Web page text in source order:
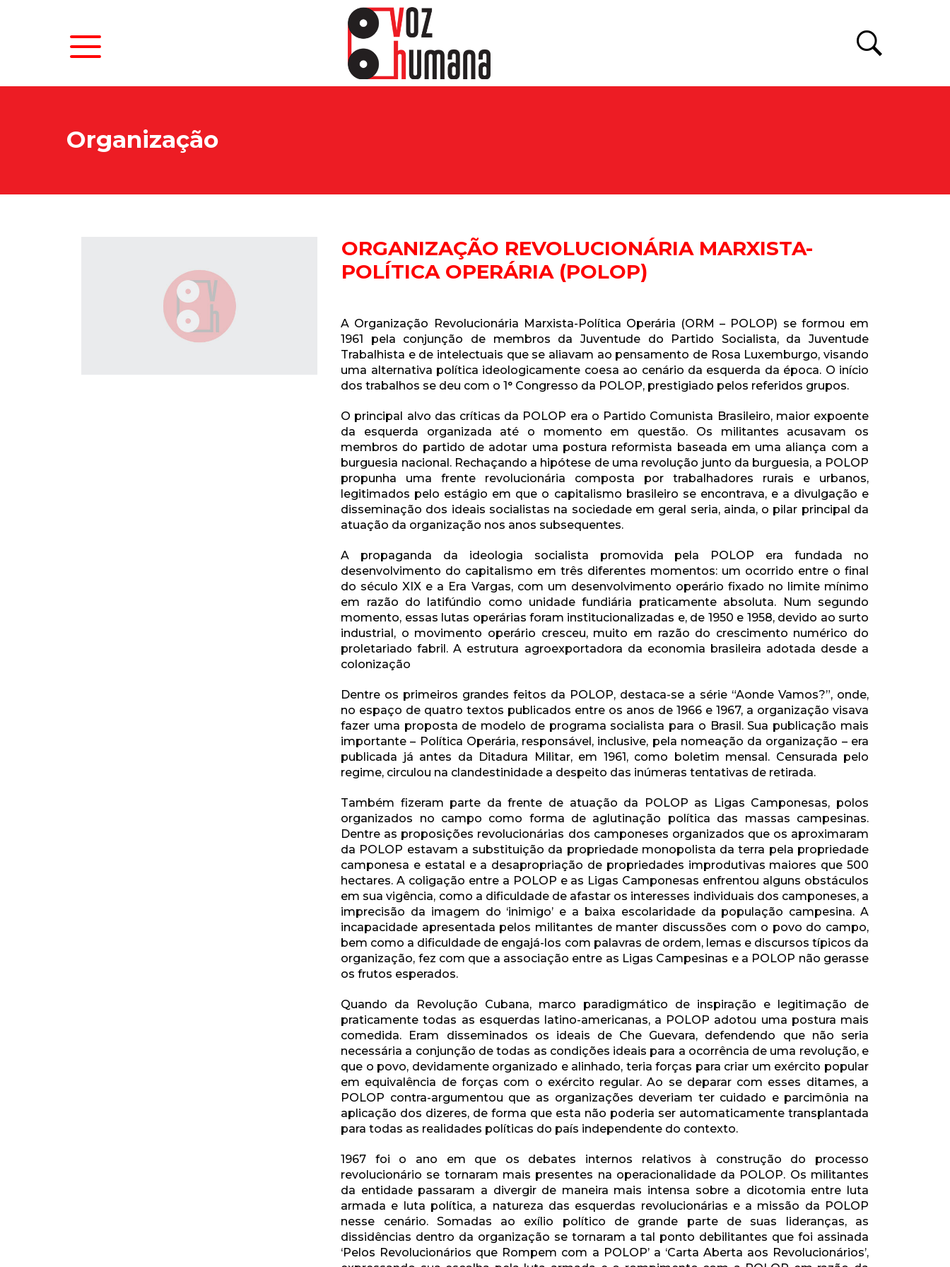
Organização
ORGANIZAÇÃO REVOLUCIONÁRIA MARXISTA-
POLÍTICA OPERÁRIA (POLOP)
A Organização Revolucionária Marxista-Política Operária (ORM – POLOP) se formou em
1961 pela conjunção de membros da Juventude do Partido Socialista, da Juventude
Trabalhista e de intelectuais que se aliavam ao pensamento de Rosa Luxemburgo, visando
uma alternativa política ideologicamente coesa ao cenário da esquerda da época. O início
dos trabalhos se deu com o 1° Congresso da POLOP, prestigiado pelos referidos grupos.
O principal alvo das críticas da POLOP era o Partido Comunista Brasileiro, maior expoente
da esquerda organizada até o momento em questão. Os militantes acusavam os
membros do partido de adotar uma postura reformista baseada em uma aliança com a
burguesia nacional. Rechaçando a hipótese de uma revolução junto da burguesia, a POLOP
propunha uma frente revolucionária composta por trabalhadores rurais e urbanos,
legitimados pelo estágio em que o capitalismo brasileiro se encontrava, e a divulgação e
disseminação dos ideais socialistas na sociedade em geral seria, ainda, o pilar principal da
atuação da organização nos anos subsequentes.
A propaganda da ideologia socialista promovida pela POLOP era fundada no
desenvolvimento do capitalismo em três diferentes momentos: um ocorrido entre o final
do século XIX e a Era Vargas, com um desenvolvimento operário fixado no limite mínimo
em razão do latifúndio como unidade fundiária praticamente absoluta. Num segundo
momento, essas lutas operárias foram institucionalizadas e, de 1950 e 1958, devido ao surto
industrial, o movimento operário cresceu, muito em razão do crescimento numérico do
proletariado fabril. A estrutura agroexportadora da economia brasileira adotada desde a
colonização
Dentre os primeiros grandes feitos da POLOP, destaca-se a série “Aonde Vamos?”, onde,
no espaço de quatro textos publicados entre os anos de 1966 e 1967, a organização visava
fazer uma proposta de modelo de programa socialista para o Brasil. Sua publicação mais
importante – Política Operária, responsável, inclusive, pela nomeação da organização – era
publicada já antes da Ditadura Militar, em 1961, como boletim mensal. Censurada pelo
regime, circulou na clandestinidade a despeito das inúmeras tentativas de retirada.
Também fizeram parte da frente de atuação da POLOP as Ligas Camponesas, polos
organizados no campo como forma de aglutinação política das massas campesinas.
Dentre as proposições revolucionárias dos camponeses organizados que os aproximaram
da POLOP estavam a substituição da propriedade monopolista da terra pela propriedade
camponesa e estatal e a desapropriação de propriedades improdutivas maiores que 500
hectares. A coligação entre a POLOP e as Ligas Camponesas enfrentou alguns obstáculos
em sua vigência, como a dificuldade de afastar os interesses individuais dos camponeses, a
imprecisão da imagem do ‘inimigo’ e a baixa escolaridade da população campesina. A
incapacidade apresentada pelos militantes de manter discussões com o povo do campo,
bem como a dificuldade de engajá-los com palavras de ordem, lemas e discursos típicos da
organização, fez com que a associação entre as Ligas Campesinas e a POLOP não gerasse
os frutos esperados.
Quando da Revolução Cubana, marco paradigmático de inspiração e legitimação de
praticamente todas as esquerdas latino-americanas, a POLOP adotou uma postura mais
comedida. Eram disseminados os ideais de Che Guevara, defendendo que não seria
necessária a conjunção de todas as condições ideais para a ocorrência de uma revolução, e
que o povo, devidamente organizado e alinhado, teria forças para criar um exército popular
em equivalência de forças com o exército regular. Ao se deparar com esses ditames, a
POLOP contra-argumentou que as organizações deveriam ter cuidado e parcimônia na
aplicação dos dizeres, de forma que esta não poderia ser automaticamente transplantada
para todas as realidades políticas do país independente do contexto.
1967 foi o ano em que os debates internos relativos à construção do processo
revolucionário se tornaram mais presentes na operacionalidade da POLOP. Os militantes
da entidade passaram a divergir de maneira mais intensa sobre a dicotomia entre luta
armada e luta política, a natureza das esquerdas revolucionárias e a missão da POLOP
nesse cenário. Somadas ao exílio político de grande parte de suas lideranças, as
dissidências dentro da organização se tornaram a tal ponto debilitantes que foi assinada
‘Pelos Revolucionários que Rompem com a POLOP’ a ‘Carta Aberta aos Revolucionários’,